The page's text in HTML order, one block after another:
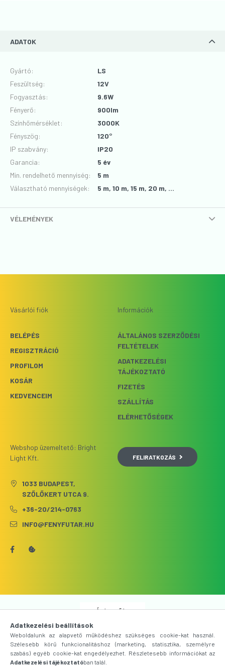
ADATOK
Gyártó:
LS
Feszültség:
12V
Fogyasztás:
9.6W
Fényerő:
900lm
Színhőmérséklet:
3000K
Fényszög:
120°
IP szabvány:
IP20
Garancia:
5 év
Min. rendelhető mennyiség:
5 m
Választható mennyiségek:
5 m, 10 m, 15 m, 20 m, ...
VÉLEMÉNYEK
Vásárlói fiók
BELÉPÉS
REGISZTRÁCIÓ
PROFILOM
KOSÁR
KEDVENCEIM
Információk
ÁLTALÁNOS SZERZŐDÉSI
FELTÉTELEK
ADATKEZELÉSI
TÁJÉKOZTATÓ
FIZETÉS
SZÁLLÍTÁS
ELÉRHETŐSÉGEK
Webshop üzemeltető: Bright
Light Kft.
1033 BUDAPEST,
SZŐLŐKERT UTCA 9.
+36-20/214-0763
INFO@FENYFUTAR.HU
FELIRATKOZÁS
Árukereső.hu
Adatkezelési beállítások
Weboldalunk az alapvető működéshez szükséges cookie-kat használ.
Szélesebb körű funkcionalitáshoz (marketing, statisztika, személyre
szabás) egyéb cookie-kat engedélyezhet. Részletesebb információkat az
Adatkezelési tájékoztatóban talál.